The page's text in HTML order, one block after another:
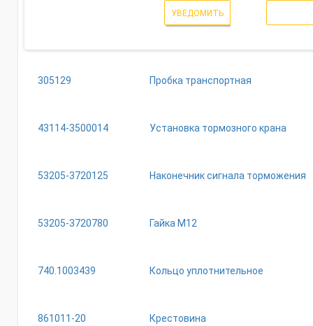
УВЕДОМИТЬ
305129 Пробка транспортная
43114-3500014 Установка тормозного крана
53205-3720125 Наконечник сигнала торможения
53205-3720780 Гайка М12
740.1003439 Кольцо уплотнительное
861011-20 Крестовина